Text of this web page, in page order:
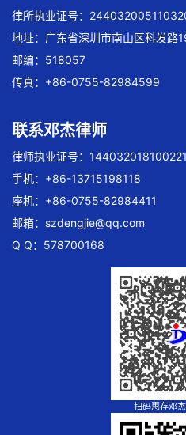
律所执业证号：
地址：广东省深圳市南山区科发路
邮编：518057
传真：+86-0755-82984599
联系邓杰律师
律师执业证号：
手机：+86-13715198118
座机：+86-0755-82984411
邮箱： szdengjie@qq.com
Q Q：578700168
扫码惠存邓